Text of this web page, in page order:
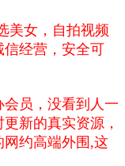
美女，自拍视频
经营，安全可
员，没看到人一
新的真实资源，
约高端外围,这